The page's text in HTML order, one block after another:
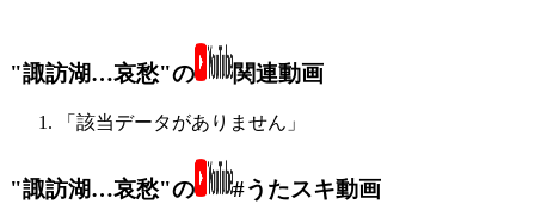
"諏訪湖…哀愁"の 関連動画
「該当データがありません」
"諏訪湖…哀愁"の #うたスキ動画